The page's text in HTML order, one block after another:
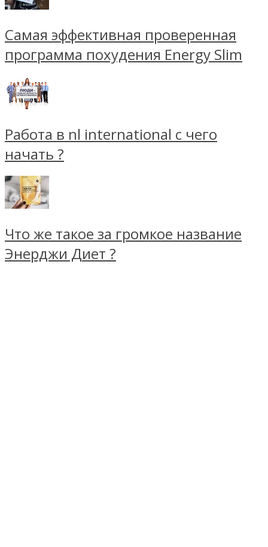
Самая эффективная проверенная
программа похудения Energy Slim
Работа в nl international с чего
начать ?
Что же такое за громкое название
Энерджи Диет ?